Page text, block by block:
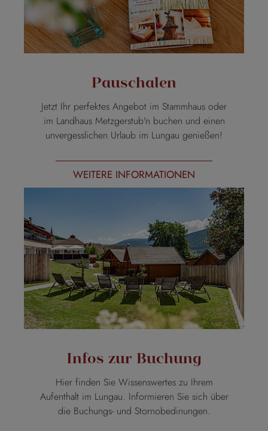
Pauschalen
Jetzt Ihr perfektes Angebot im Stammhaus oder
im Landhaus Metzgerstub'n buchen und einen
unvergesslichen Urlaub im Lungau genießen!
WEITERE INFORMATIONEN
Infos zur Buchung
Hier finden Sie Wissenswertes zu Ihrem
Aufenthalt im Lungau. Informieren Sie sich über
die Buchungs- und Stornobedinungen.